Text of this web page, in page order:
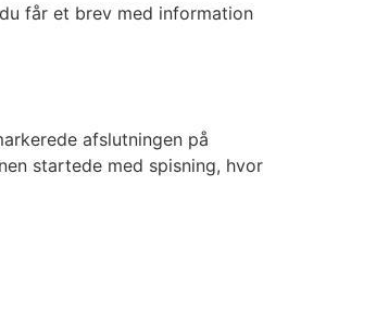
får et brev med information
afslutningen på
startede med spisning, hvor